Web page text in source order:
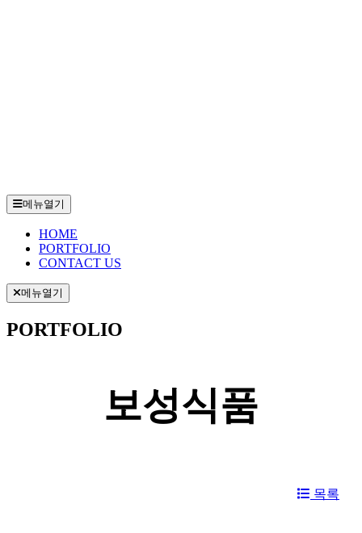
메뉴열기
HOME
PORTFOLIO
CONTACT US
메뉴열기
PORTFOLIO
보성식품
목록